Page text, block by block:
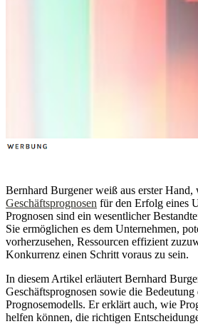
Bernhard Burgener weiß aus erster
Geschäftsprognosen für den Erfolg eines
Prognosen sind ein wesentlicher
Sie ermöglichen es dem Unternehmen,
vorherzusehen, Ressourcen effizient
Konkurrenz einen Schritt voraus zu sein.
In diesem Artikel erläutert Bernhard
Geschäftsprognosen sowie die
Prognosemodells. Er erklärt auch, wie
helfen können, die richtigen